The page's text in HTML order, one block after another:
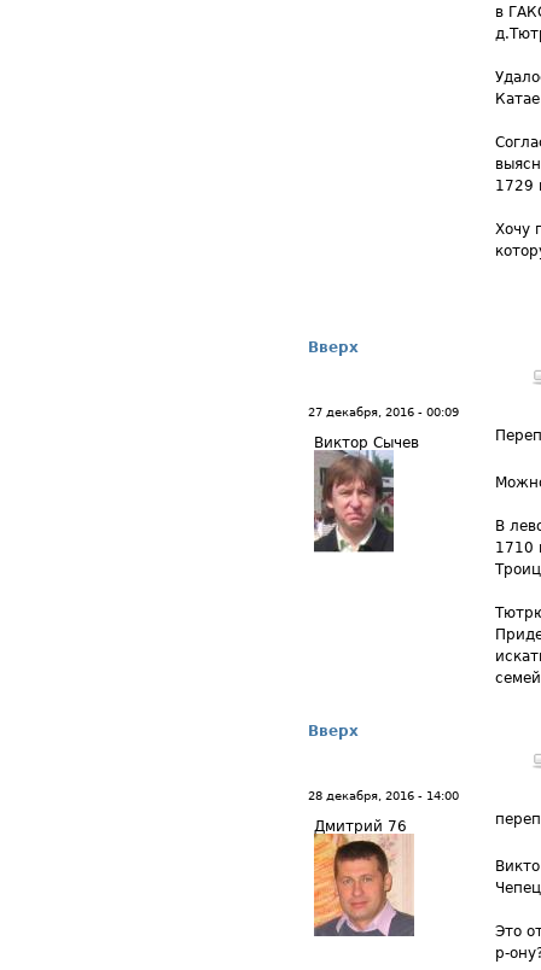
в
1729
Хочу
Вверх
27 декабря, 2016 - 00:09
Виктор Сычев
В
1710
Вверх
28 декабря, 2016 - 14:00
Дмитрий 76
Это
р-